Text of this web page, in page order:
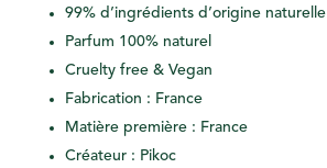
99% d’ingrédients d’origine naturelle
Parfum 100% naturel
Cruelty free & Vegan
Fabrication : France
Matière première : France
Créateur : Pikoc